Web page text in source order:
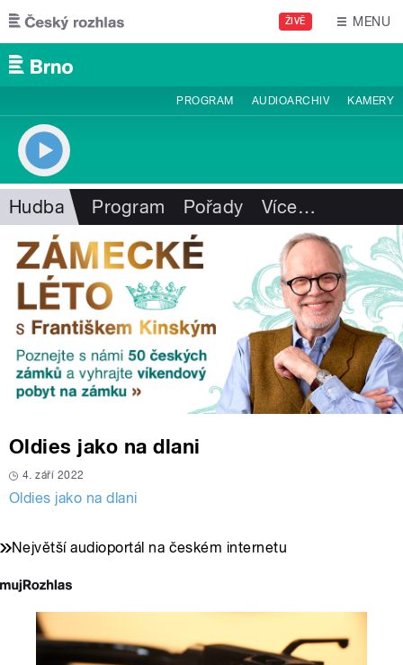
Přejít k hlavnímu obsahu
ŽIVĚ MENU
PROGRAM AUDIOARCHIV KAMERY
Hudba Program Pořady Více…
Oldies jako na dlani
4. září 2022
Oldies jako na dlani
Největší audioportál na českém internetu